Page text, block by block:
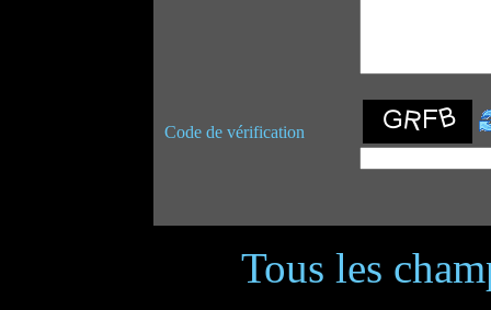
Code de vérification
Tous les